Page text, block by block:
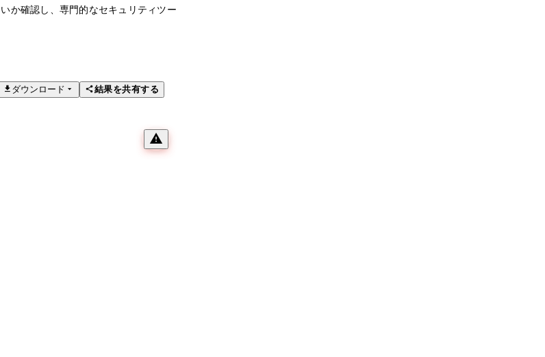
か確認し、専門的なセキュリティツー
ダウンロード 結果を共有する